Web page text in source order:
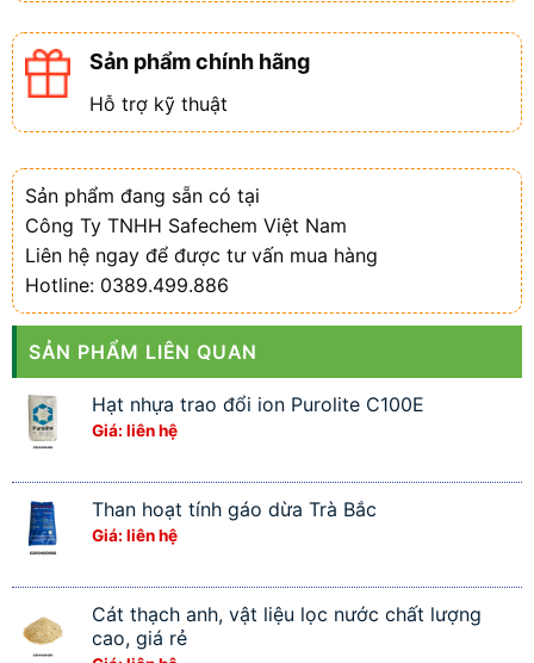
Sản phẩm chính hãng
Hỗ trợ kỹ thuật
Sản phẩm đang sẵn có tại
Công Ty TNHH Safechem Việt Nam
Liên hệ ngay để được tư vấn mua hàng
Hotline: 0389.499.886
SẢN PHẨM LIÊN QUAN
Hạt nhựa trao đổi ion Purolite C100E
Giá: liên hệ
Than hoạt tính gáo dừa Trà Bắc
Giá: liên hệ
Cát thạch anh, vật liệu lọc nước chất lượng
cao, giá rẻ